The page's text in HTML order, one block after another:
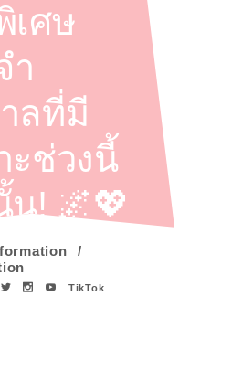
เศษ
ำ
ลที่มี
ะช่วงนี้
น! 🌌💖
TikTok